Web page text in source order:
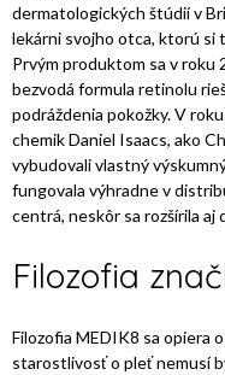
dermatologických štúdií v
lekárni svojho otca, ktorú si
Prvým produktom sa v roku
bezvodá formula retinolu
podráždenia pokožky. V
chemik Daniel Isaacs, ako
vybudovali vlastný
fungovala výhradne v
centrá, neskôr sa rozšírila aj
Filozofia
Filozofia MEDIK8 sa opiera
starostlivosť o pleť nemusí